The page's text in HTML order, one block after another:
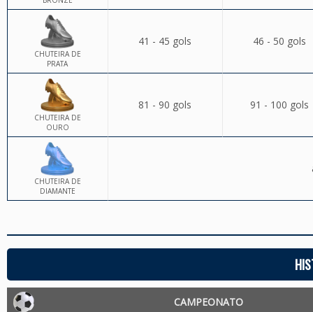
CHUTEIRA DE
PRATA
41 - 45 gols 46 - 50 gols
CHUTEIRA DE
OURO
81 - 90 gols 91 - 100 gols
CHUTEIRA DE
DIAMANTE
CAMPEONATO